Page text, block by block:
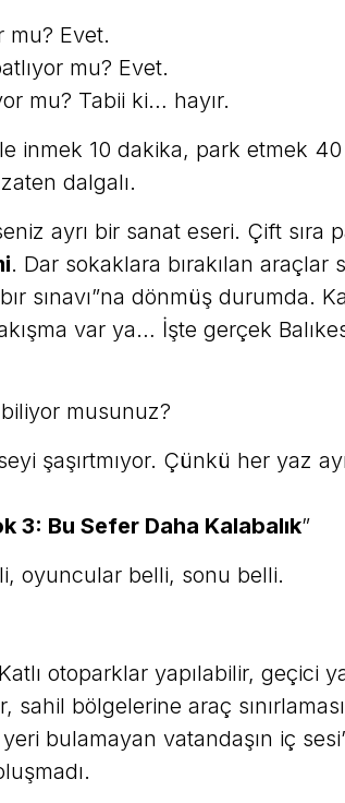
mu? Evet.
mu? Evet.
mu? Tabii ki… hayır.
inmek 10 dakika, park etmek
dalgalı.
ayrı bir sanat eseri. Çift sıra
. Dar sokaklara bırakılan araçlar
sınavı”na dönmüş durumda.
var ya… İşte gerçek
musunuz?
şaşırtmıyor. Çünkü her yaz
3: Bu Sefer Daha Kalabalık”
oyuncular belli, sonu belli.
otoparklar yapılabilir, geçici
sahil bölgelerine araç
bulamayan vatandaşın iç